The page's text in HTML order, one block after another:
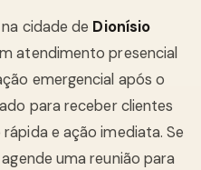
cidade de Dionísio
atendimento presencial
emergencial após o
para receber clientes
e ação imediata. Se
uma reunião para